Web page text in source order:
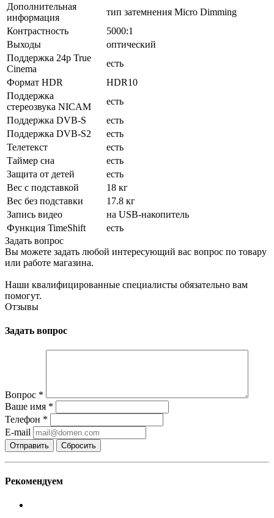
Дополнительная
информация
тип затемнения Micro Dimming
Контрастность
5000:1
Выходы
оптический
Поддержка 24p True
Cinema
есть
Формат HDR
HDR10
Поддержка
стереозвука NICAM
есть
Поддержка DVB-S
есть
Поддержка DVB-S2
есть
Телетекст
есть
Таймер сна
есть
Защита от детей
есть
Вес с подставкой
18 кг
Вес без подставки
17.8 кг
Запись видео
на USB-накопитель
Функция TimeShift
есть
Задать вопрос
Вы можете задать любой интересующий вас вопрос по товару
или работе магазина.
Наши квалифицированные специалисты обязательно вам
помогут.
Отзывы
Задать вопрос
Вопрос *
Ваше имя *
Телефон *
E-mail
Сбросить
Рекомендуем